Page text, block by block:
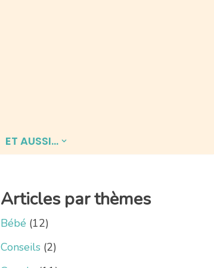
ET AUSSI…
Articles par thèmes
Bébé (12)
Conseils(2)